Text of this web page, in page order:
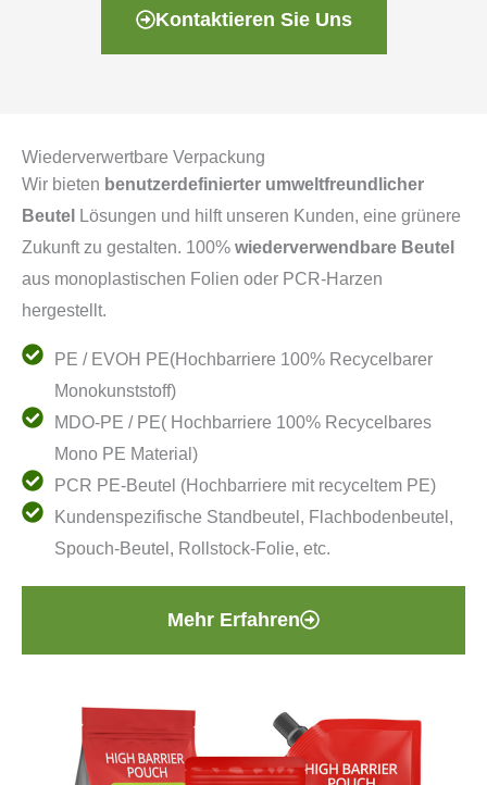
Kontaktieren Sie Uns
Wiederverwertbare Verpackung
Wir bieten benutzerdefinierter umweltfreundlicher
Beutel
Lösungen und hilft unseren Kunden, eine grünere
Zukunft zu gestalten. 100% wiederverwendbare Beutel
aus monoplastischen Folien oder PCR-Harzen
hergestellt.
PE / EVOH PE(Hochbarriere 100% Recycelbarer
Monokunststoff)
MDO-PE / PE( Hochbarriere 100% Recycelbares
Mono PE Material)
PCR PE-Beutel (Hochbarriere mit recyceltem PE)
Kundenspezifische Standbeutel, Flachbodenbeutel,
Spouch-Beutel, Rollstock-Folie, etc.
Mehr Erfahren